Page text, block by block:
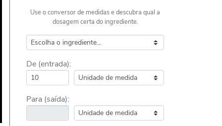
Use o conversor de medidas e descubra qual a
dosagem certa do ingrediente.
De (entrada):
Para (saída):